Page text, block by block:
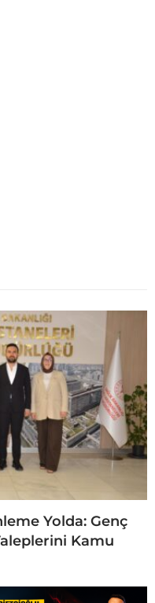
Yolda: Genç
Kamu